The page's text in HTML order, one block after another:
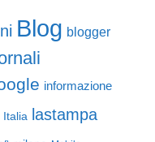
Blog blogger
informazione
Italia lastampa